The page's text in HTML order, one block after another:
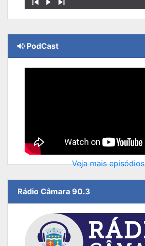
PodCast
Veja mais episódios
Rádio Câmara 90.3